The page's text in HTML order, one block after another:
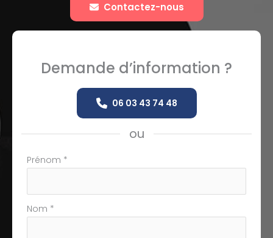
Contactez-nous
Demande d’information ?
06 03 43 74 48
ou
Formulaire
téléphone
Prénom *
Nom *